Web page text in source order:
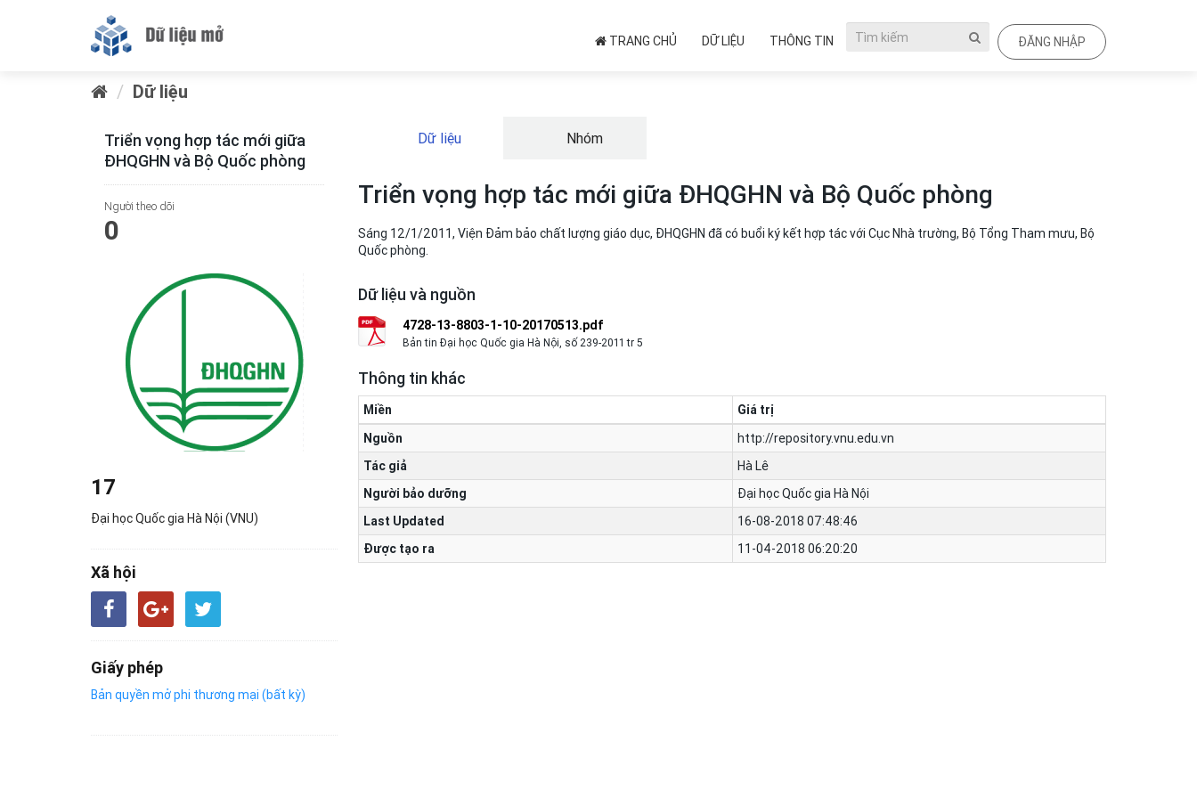
TRANG CHỦ DỮ LIỆU THÔNG TIN ĐĂNG NHẬP
Dữ liệu
Triển vọng hợp tác mới giữa
ĐHQGHN và Bộ Quốc phòng
Người theo dõi
0
17
Đại học Quốc gia Hà Nội (VNU)
Xã hội
Giấy phép
Bản quyền mở phi thương mại (bất kỳ)
Dữ liệu Nhóm
Triển vọng hợp tác mới giữa ĐHQGHN và Bộ Quốc phòng
Sáng 12/1/2011, Viện Đảm bảo chất lượng giáo dục, ĐHQGHN đã có buổi ký kết hợp tác với Cục Nhà trường, Bộ Tổng Tham mưu, Bộ
Quốc phòng.
Dữ liệu và nguồn
4728-13-8803-1-10-20170513.pdf
Bản tin Đại học Quốc gia Hà Nội, số 239-2011 tr 5
Thông tin khác
Miền
Giá trị
Nguồn
http://repository.vnu.edu.vn
Tác giả
Hà Lê
Người bảo dưỡng
Đại học Quốc gia Hà Nội
Last Updated
16-08-2018 07:48:46
Được tạo ra
11-04-2018 06:20:20